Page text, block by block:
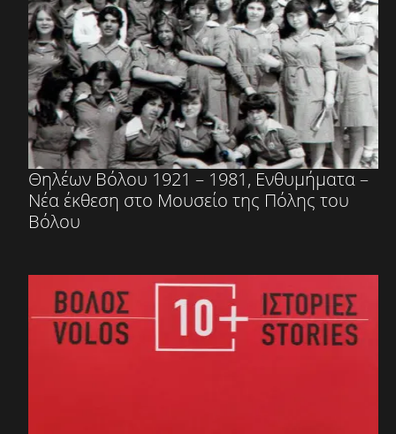
Θηλέων Βόλου 1921 – 1981, Ενθυμήματα –
Νέα έκθεση στο Μουσείο της Πόλης του
Βόλου